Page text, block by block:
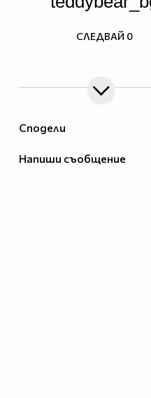
Сподели
Напиши съобщение
СЛЕДВАЙ 0